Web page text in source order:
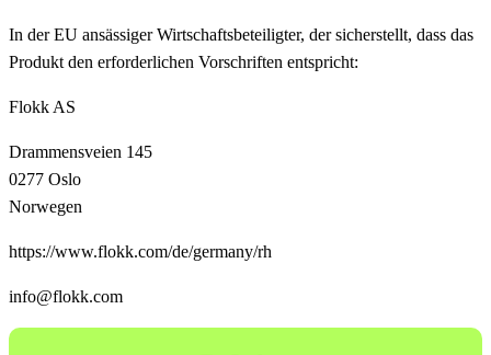
In der EU ansässiger Wirtschaftsbeteiligter, der sicherstellt, dass das
Produkt den erforderlichen Vorschriften entspricht:
Flokk AS
Drammensveien 145
0277 Oslo
Norwegen
https://www.flokk.com/de/germany/rh
info@flokk.com